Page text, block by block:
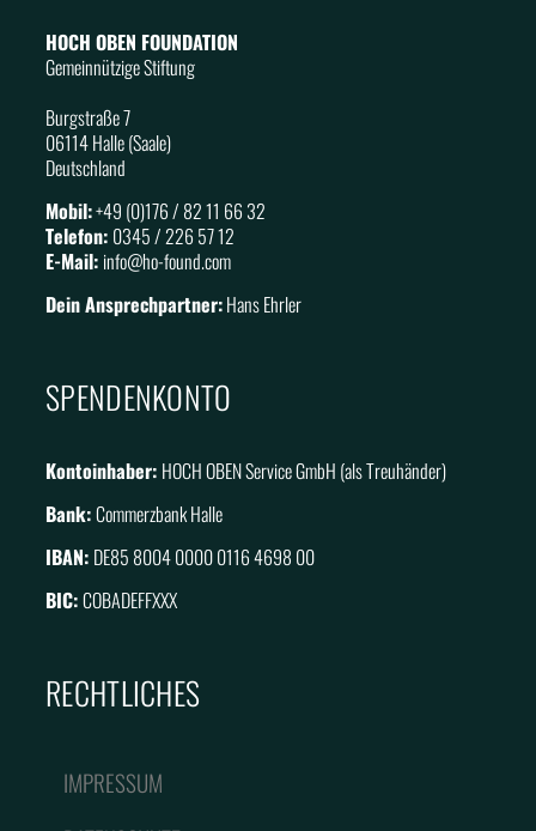
HOCH OBEN FOUNDATION
Gemeinnützige Stiftung
Burgstraße 7
06114 Halle (Saale)
Deutschland
Mobil:+49 (0)176 / 82 11 66 32
Telefon: 0345 / 226 57 12
E-Mail: info@ho-found.com
Dein Ansprechpartner:Hans Ehrler
SPENDENKONTO
Kontoinhaber: HOCH OBEN Service GmbH (als Treuhänder)
Bank:Commerzbank Halle
IBAN: DE85 8004 0000 0116 4698 00
BIC:COBADEFFXXX
RECHTLICHES
IMPRESSUM